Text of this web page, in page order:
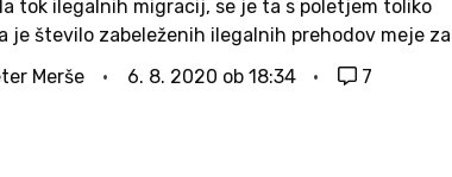
tok ilegalnih migracij, se je ta s poletjem toliko
je število zabeleženih ilegalnih prehodov meje za
manjše kot lani. Medtem, ko običajno
meseci z vidika...
Merše 6. 8. 2020 ob 18:34 7